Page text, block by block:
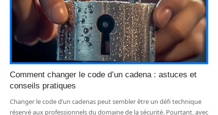
Comment changer le code d’un cadena : astuces et
conseils pratiques
Changer le code d’un cadenas peut sembler être un défi technique
réservé aux professionnels du domaine de la sécurité. Pourtant, avec